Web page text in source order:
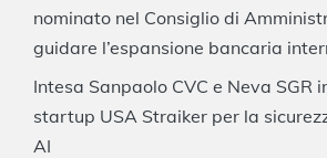
nominato nel Consiglio di
guidare l’espansione bancaria
Intesa Sanpaolo CVC e Neva SGR
startup USA Straiker per la
AI